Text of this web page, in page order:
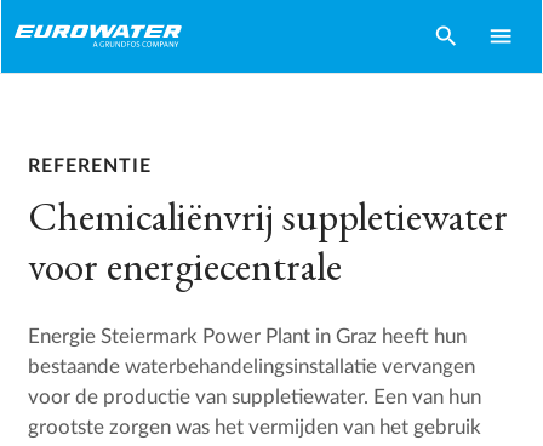
search menu
REFERENTIE
Chemicaliënvrij suppletiewater
voor energiecentrale
Energie Steiermark Power Plant in Graz heeft hun
bestaande waterbehandelingsinstallatie vervangen
voor de productie van suppletiewater. Een van hun
grootste zorgen was het vermijden van het gebruik